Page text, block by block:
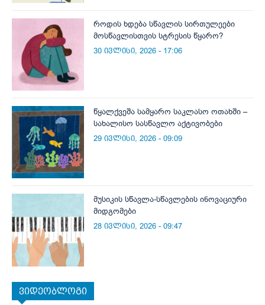
როდის ხდება სწავლის სირთულეები
მოსწავლისთვის სტრესის წყარო?
30 ივლისი, 2026 - 17:06
წყალქვეშა სამყარო საკლასო ოთახში –
სახალისო სასწავლო აქტივობები
29 ივლისი, 2026 - 09:09
მუსიკის სწავლა-სწავლების ინოვაციური
მიდგომები
28 ივლისი, 2026 - 09:47
ვიდეობლოგი